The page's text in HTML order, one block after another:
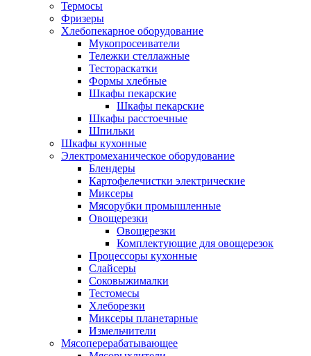
Термосы
Фризеры
Хлебопекарное оборудование
Мукопросеиватели
Тележки стеллажные
Тестораскатки
Формы хлебные
Шкафы пекарские
Шкафы пекарские
Шкафы расстоечные
Шпильки
Шкафы кухонные
Электромеханическое оборудование
Блендеры
Картофелечистки электрические
Миксеры
Мясорубки промышленные
Овощерезки
Овощерезки
Комплектующие для овощерезок
Процессоры кухонные
Слайсеры
Соковыжималки
Тестомесы
Хлеборезки
Миксеры планетарные
Измельчители
Мясоперерабатывающее